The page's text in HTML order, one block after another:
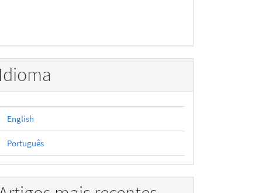
Idioma
English
Português